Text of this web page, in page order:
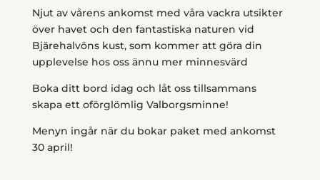
Njut av vårens ankomst med våra vackra utsikter
över havet och den fantastiska naturen vid
Bjärehalvöns kust, som kommer att göra din
upplevelse hos oss ännu mer minnesvärd
Boka ditt bord idag och låt oss tillsammans
skapa ett oförglömlig Valborgsminne!
Menyn ingår när du bokar paket med ankomst
30 april!